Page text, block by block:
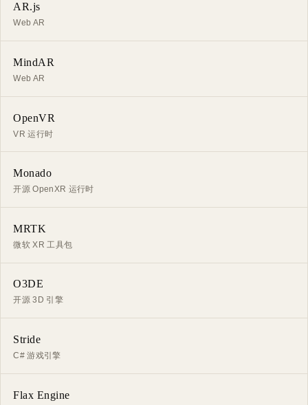
AR.js
Web AR
MindAR
Web AR
OpenVR
VR 运行时
Monado
开源 OpenXR 运行时
MRTK
微软 XR 工具包
O3DE
开源 3D 引擎
Stride
C# 游戏引擎
Flax Engine